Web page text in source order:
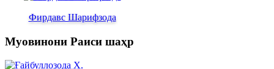
Фирдавс Шарифзода
Муовинони Раиси шаҳр